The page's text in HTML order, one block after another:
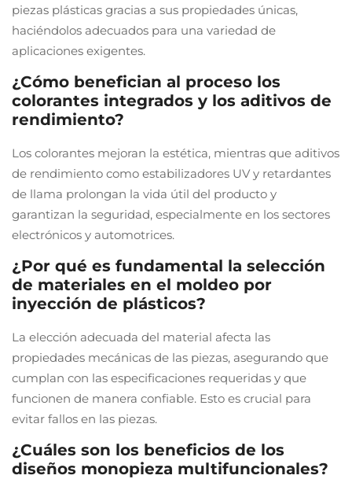
piezas plásticas gracias a sus propiedades únicas,
haciéndolos adecuados para una variedad de
aplicaciones exigentes.
¿Cómo benefician al proceso los
colorantes integrados y los aditivos de
rendimiento?
Los colorantes mejoran la estética, mientras que aditivos
de rendimiento como estabilizadores UV y retardantes
de llama prolongan la vida útil del producto y
garantizan la seguridad, especialmente en los sectores
electrónicos y automotrices.
¿Por qué es fundamental la selección
de materiales en el moldeo por
inyección de plásticos?
La elección adecuada del material afecta las
propiedades mecánicas de las piezas, asegurando que
cumplan con las especificaciones requeridas y que
funcionen de manera confiable. Esto es crucial para
evitar fallos en las piezas.
¿Cuáles son los beneficios de los
diseños monopieza multifuncionales?